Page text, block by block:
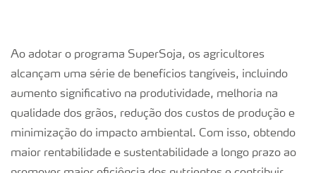
Ao adotar o programa SuperSoja, os agricultores
alcançam uma série de benefícios tangíveis, incluindo
aumento significativo na produtividade, melhoria na
qualidade dos grãos, redução dos custos de produção e
minimização do impacto ambiental. Com isso, obtendo
maior rentabilidade e sustentabilidade a longo prazo ao